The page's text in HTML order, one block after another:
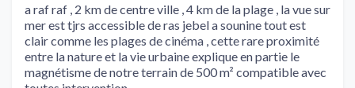
a raf raf , 2 km de centre ville , 4 km de la plage , la vue sur
mer est tjrs accessible de ras jebel a sounine tout est
clair comme les plages de cinéma , cette rare proximité
entre la nature et la vie urbaine explique en partie le
magnétisme de notre terrain de 500 m² compatible avec